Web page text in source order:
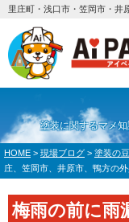
里庄町・浅口市・笠岡市・井
塗装に関するマメ
HOME > 現場ブログ > 塗装の
庄、笠岡市、井原市、鴨方の
梅雨の前に雨